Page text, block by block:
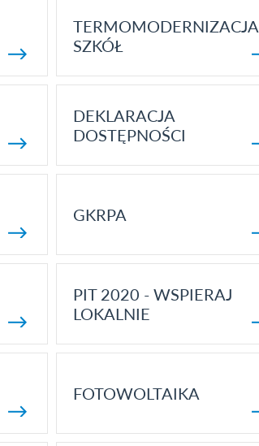
TERMOMODERNIZACJA
SZKÓŁ
DEKLARACJA
DOSTĘPNOŚCI
GKRPA
PIT 2020 - WSPIERAJ
LOKALNIE
FOTOWOLTAIKA